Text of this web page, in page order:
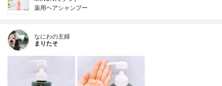
薬用ヘアシャンプー
なにわの主婦
まりたそ